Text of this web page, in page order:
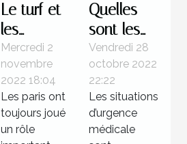
Le turf et
les
courses
hippiques
Mercredi 2
novembre
2022 18:04
Les paris ont
toujours joué
un rôle
Quelles
sont les
étapes à
suivre face
à une
situation
d’urgence
Vendredi 28
octobre 2022
22:22
Les situations
d’urgence
médicale